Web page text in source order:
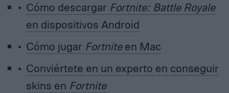
Cómo descargar Fortnite: Battle Royale
en dispositivos Android
Cómo jugar Fortniteen Mac
Conviértete en un experto en conseguir
skins en Fortnite